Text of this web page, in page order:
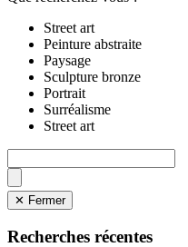
Street art
Peinture abstraite
Paysage
Sculpture bronze
Portrait
Surréalisme
Street art
✕ Fermer
Recherches récentes